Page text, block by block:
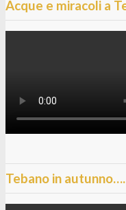
Acque e miracoli a
Tebano in